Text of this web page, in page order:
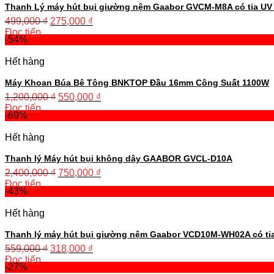
Thanh Lý máy hút bụi giường nệm Gaabor GVCM-M8A có tia
499,000₫ 275,000 ₫
Đọc tiếp
-54%
Hết hàng
Máy Khoan Búa Bê Tông BNKTOP Đầu 16mm Công Suất 1100W
1,200,000₫ 550,000 ₫
Đọc tiếp
-69%
Hết hàng
Thanh lý Máy hút bụi không dây GAABOR GVCL-D10A
2,400,000₫ 750,000 ₫
Đọc tiếp
-43%
Hết hàng
Thanh lý máy hút bụi giường nệm Gaabor VCD10M-WH02A có
559,000₫ 318,000 ₫
Đọc tiếp
-27%